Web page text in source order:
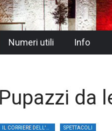
Numeri utili Info
Pupazzi da
SPETTACOLI